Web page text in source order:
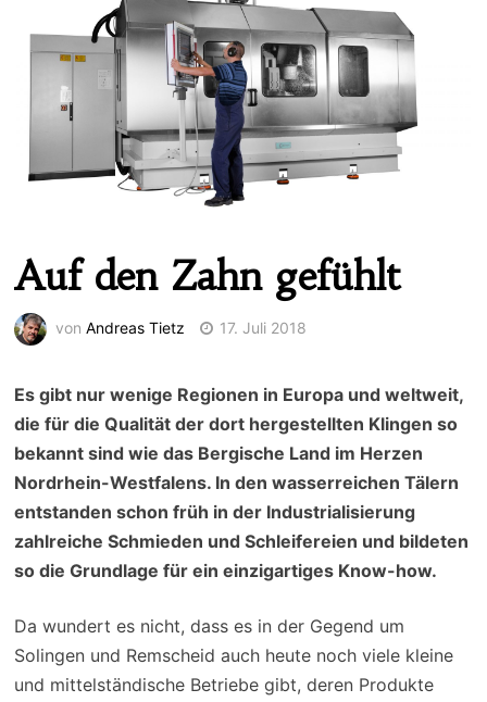
Auf den Zahn gefühlt
von Andreas Tietz 17. Juli 2018
Es gibt nur wenige Regionen in Europa und weltweit,
die für die Qualität der dort hergestellten Klingen so
bekannt sind wie das Bergische Land im Herzen
Nordrhein-Westfalens. In den wasserreichen Tälern
entstanden schon früh in der Industrialisierung
zahlreiche Schmieden und Schleifereien und bildeten
so die Grundlage für ein einzigartiges Know-how.
Da wundert es nicht, dass es in der Gegend um
Solingen und Remscheid auch heute noch viele kleine
und mittelständische Betriebe gibt, deren Produkte